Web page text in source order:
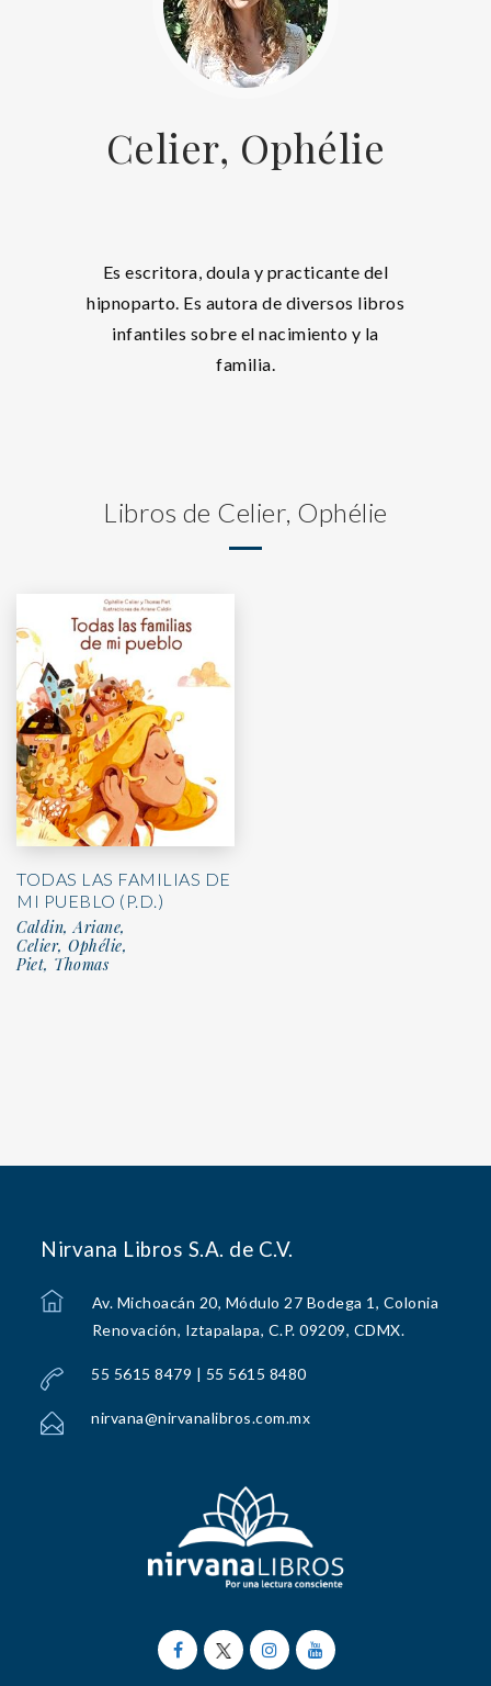
Celier, Ophélie
Es escritora, doula y practicante del
hipnoparto. Es autora de diversos libros
infantiles sobre el nacimiento y la
familia.
Libros de Celier, Ophélie
TODAS LAS FAMILIAS DE
MI PUEBLO (P.D.)
Caldin, Ariane,
Celier, Ophélie,
Piet, Thomas
Nirvana Libros S.A. de C.V.
Av. Michoacán 20, Módulo 27 Bodega 1, Colonia
Renovación, Iztapalapa, C.P. 09209, CDMX.
55 5615 8479 | 55 5615 8480
nirvana@nirvanalibros.com.mx